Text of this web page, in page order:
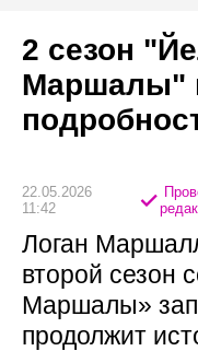
2 сезон
Маршалы"
22.05.2026
11:42
Логан
второй сезон
Маршалы»
продолжит